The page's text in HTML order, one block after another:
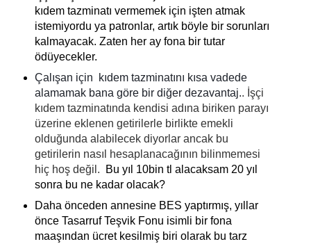
kıdem tazminatı vermemek için işten atmak
istemiyordu ya patronlar, artık böyle bir sorunları
kalmayacak. Zaten her ay fona bir tutar
ödüyecekler.
Çalışan için  kıdem tazminatını kısa vadede
alamamak bana göre bir diğer dezavantaj.. İşçi
kıdem tazminatında kendisi adına biriken parayı
üzerine eklenen getirilerle birlikte emekli
olduğunda alabilecek diyorlar ancak bu
getirilerin nasıl hesaplanacağının bilinmemesi
hiç hoş değil.
Bu yıl 10bin tl alacaksam 20 yıl
sonra bu ne kadar olacak?
Daha önceden annesine BES yaptırmış, yıllar
önce Tasarruf Teşvik Fonu isimli bir fona
maaşından ücret kesilmiş biri olarak bu tarz